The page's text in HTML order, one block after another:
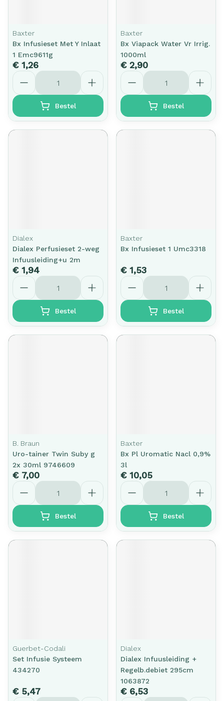
Baxter
Bx Infusieset Met Y Inlaat
1 Emc9611g
€ 1,26
Aantal
Bestel
Baxter
Bx Viapack Water Vr Irrig.
1000ml
€ 2,90
Aantal
Bestel
Dialex
Dialex Perfusieset 2-weg
Infuusleiding+u 2m
€ 1,94
Aantal
Bestel
Baxter
Bx Infusieset 1 Umc3318
€ 1,53
Aantal
Bestel
B. Braun
Uro-tainer Twin Suby g
2x 30ml 9746609
€ 7,00
Aantal
Bestel
Baxter
Bx Pl Uromatic Nacl 0,9%
3l
€ 10,05
Aantal
Bestel
Guerbet-Codali
Set Infusie Systeem
434270
€ 5,47
Dialex
Dialex Infuusleiding +
Regelb.debiet 295cm
1063872
€ 6,53